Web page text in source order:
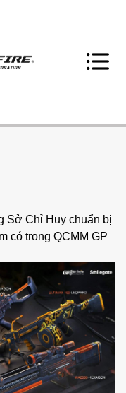
Sở Chỉ Huy chuẩn bị
có trong QCMM GP